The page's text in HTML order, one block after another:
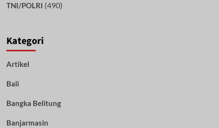
TNI/POLRI (490)
Kategori
Artikel
Bali
Bangka Belitung
Banjarmasin